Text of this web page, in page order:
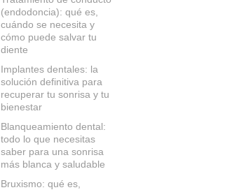
(endodoncia): qué es,
cuándo se necesita y
cómo puede salvar tu
diente
Implantes dentales: la
solución definitiva para
recuperar tu sonrisa y tu
bienestar
Blanqueamiento dental:
todo lo que necesitas
saber para una sonrisa
más blanca y saludable
Bruxismo: qué es,